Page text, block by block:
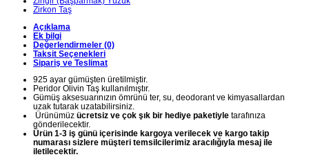
Zirkon Taş
Açıklama
Ek bilgi
Değerlendirmeler (0)
Taksit Seçenekleri
Sipariş ve Teslimat
925 ayar gümüşten üretilmiştir.
Peridor Olivin Taş kullanılmıştır.
Gümüş aksesuarınızın ömrünü ter, su, deodorant ve kimyasallardan
uzak tutarak uzatabilirsiniz.
Ürünümüz ücretsiz ve çok şık bir hediye paketiyle tarafınıza
gönderilecektir.
Ürün 1-3 iş günü içerisinde kargoya verilecek ve kargo takip
numarası sizlere müşteri temsilcilerimiz aracılığıyla mesaj ile
iletilecektir.